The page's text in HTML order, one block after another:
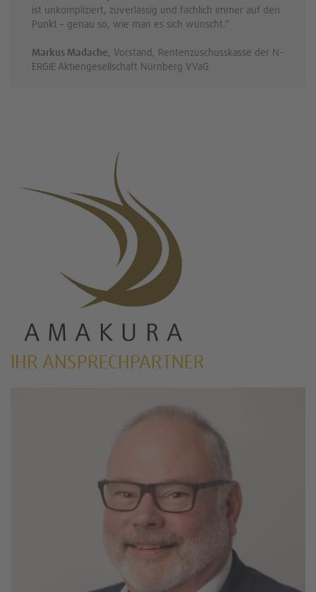
ist unkompliziert, zuverlässig und fachlich immer auf den
Punkt – genau so, wie man es sich wünscht.“
Markus Madache, Vorstand, Rentenzuschusskasse der N-
ERGIE Aktiengesellschaft Nürnberg VVaG
IHR ANSPRECHPARTNER